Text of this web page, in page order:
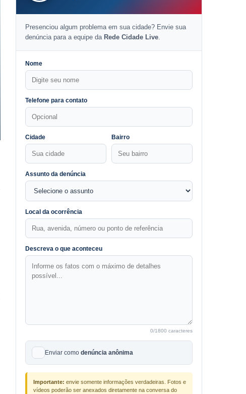
Presenciou algum problema em sua cidade? Envie sua
denúncia para a equipe da Rede Cidade Live.
Nome
Telefone para contato
Cidade Bairro
Assunto da denúncia
Local da ocorrência
Descreva o que aconteceu
0/1800 caracteres
Enviar como denúncia anônima
Importante: envie somente informações verdadeiras. Fotos e
vídeos poderão ser anexados diretamente na conversa do